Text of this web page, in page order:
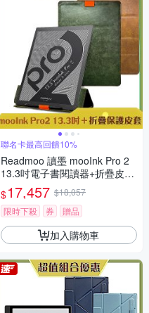
聯名卡最高回饋10%
Readmoo 讀墨 mooInk Pro 2
13.3吋電子書閱讀器+折疊皮套
(組合)
$17,457 $18,057
限時下殺
券 贈品
加入購物車